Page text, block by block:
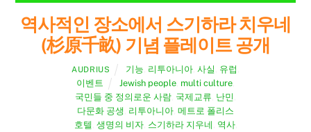
역사적인 장소에서 스기하라 치우네
(杉原千畝) 기념 플레이트 공개
AUDRIUS 기능 리투아니아, 사실 유럽
이벤트
Jewish people, multi culture,
국민들 중 정의로운 사람 국제교류 난민
다문화 공생 리투아니아 메트로 폴리스
호텔 생명의 비자, 스기하라 지우네 역사,